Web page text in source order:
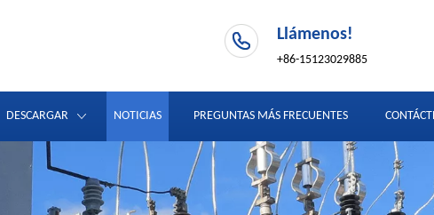
Llámenos!
+86-15123029885
DESCARGAR NOTICIAS PREGUNTAS MÁS FRECUENTES